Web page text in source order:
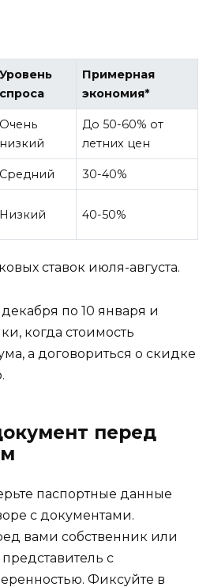
Уровень
спроса
Примерная
экономия*
Очень
низкий
До 50-60% от
летних цен
Средний 30-40%
Низкий 40-50%
ставок июля-августа.
декабря по 10 января и
когда стоимость
а договориться о скидке
перед
паспортные данные
с документами.
вами собственник или
с
Фиксуйте в